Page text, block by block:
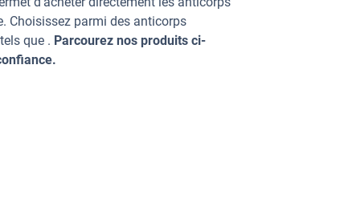
Choisissez parmi des anticorps
que . Parcourez nos produits ci-